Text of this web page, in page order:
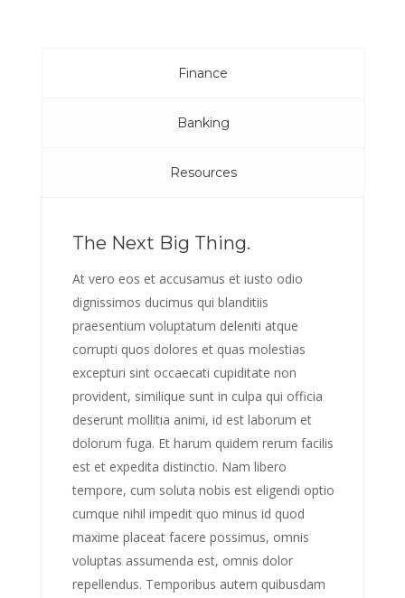
Finance
Banking
Resources
The Next Big Thing.
At vero eos et accusamus et iusto odio
dignissimos ducimus qui blanditiis
praesentium voluptatum deleniti atque
corrupti quos dolores et quas molestias
excepturi sint occaecati cupiditate non
provident, similique sunt in culpa qui officia
deserunt mollitia animi, id est laborum et
dolorum fuga. Et harum quidem rerum facilis
est et expedita distinctio. Nam libero
tempore, cum soluta nobis est eligendi optio
cumque nihil impedit quo minus id quod
maxime placeat facere possimus, omnis
voluptas assumenda est, omnis dolor
repellendus. Temporibus autem quibusdam